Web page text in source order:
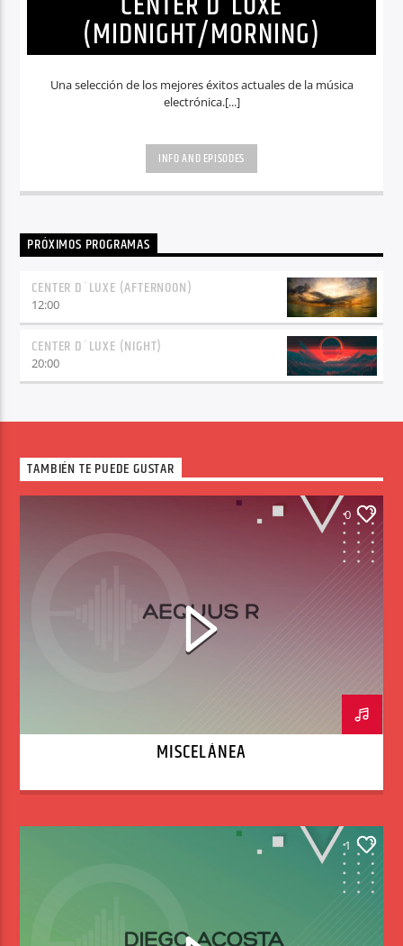
(MIDNIGHT/MORNING)
Una selección de los mejores éxitos actuales de la música
electrónica.[...]
INFO AND EPISODES
PRÓXIMOS PROGRAMAS
CENTER D´LUXE (AFTERNOON)
12:00
CENTER D´LUXE (NIGHT)
20:00
TAMBIÉN TE PUEDE GUSTAR
0
MISCELÁNEA
1